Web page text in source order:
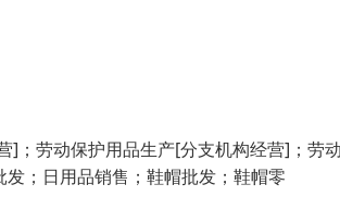
；劳动保护用品生产[分支机构经营]；劳
；日用品销售；鞋帽批发；鞋帽零